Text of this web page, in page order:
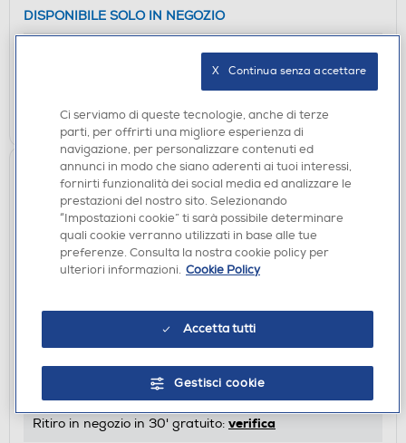
DISPONIBILE SOLO IN NEGOZIO
non disponibile
Ritiro in negozio in 30' gratuito: verifica
CERCA NEGOZIO
SONY PICTURES - Bullet Train (Dvd+Card)
DISPONIBILE SOLO IN NEGOZIO
Acquisto online:non disponibile
Ritiro in negozio in 30' gratuito: verifica
Ci serviamo di queste tecnologie, anche di terze
parti, per offrirti una migliore esperienza di
navigazione, per personalizzare contenuti ed
annunci in modo che siano aderenti ai tuoi interessi,
fornirti funzionalità dei social media ed analizzare le
prestazioni del nostro sito. Selezionando
“Impostazioni cookie” ti sarà possibile determinare
quali cookie verranno utilizzati in base alle tue
preferenze. Consulta la nostra cookie policy per
ulteriori informazioni. Cookie Policy
Accetta tutti
Gestisci cookie
X   Continua senza accettare